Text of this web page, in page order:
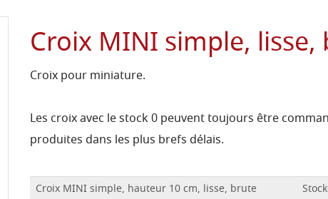
Croix MINI simple,
Croix pour miniature.
Les croix avec le stock 0 peuvent toujours être
produites dans les plus brefs délais.
Croix MINI simple, hauteur 10 cm, lisse, brute